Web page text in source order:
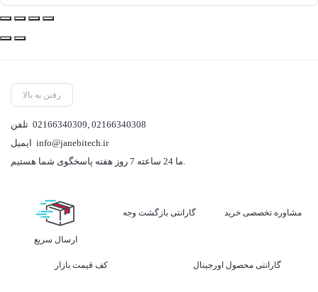
رفتن به بالا
02166340309, 02166340308
info@janebitech.ir
ما 24 ساعته 7 روز هفته پاسخگوی شما هستیم.
ارسال سریع
گارانتی بازگشت وجه مشاوره تخصصی خرید
کف قیمت بازار گارانتی محصول اورجینال